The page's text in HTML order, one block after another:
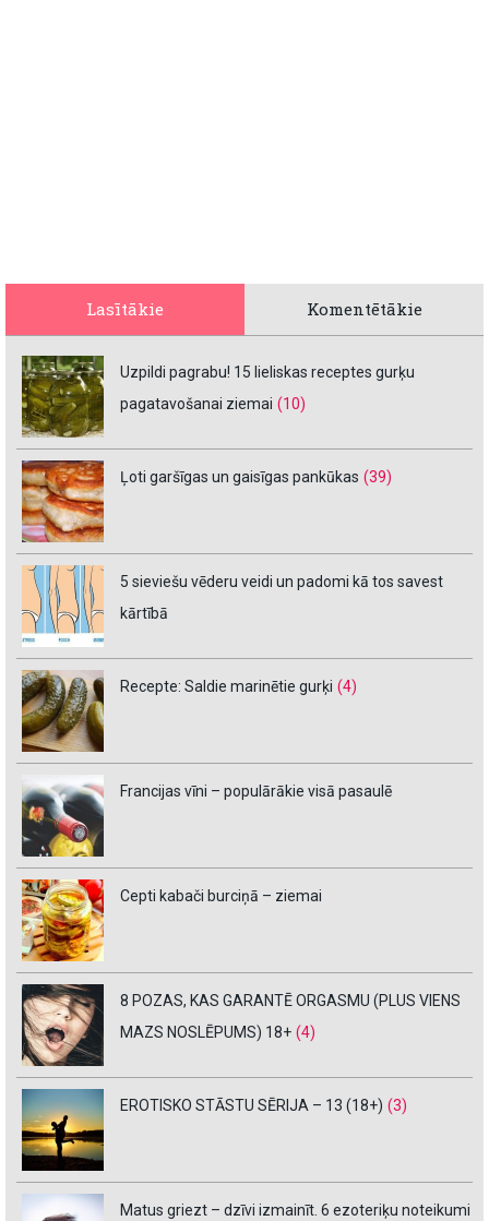
Lasītākie Komentētākie
Uzpildi pagrabu! 15 lieliskas receptes gurķu
pagatavošanai ziemai (10)
Ļoti garšīgas un gaisīgas pankūkas (39)
5 sieviešu vēderu veidi un padomi kā tos savest
kārtībā
Recepte: Saldie marinētie gurķi (4)
Francijas vīni – populārākie visā pasaulē
Cepti kabači burciņā – ziemai
8 POZAS, KAS GARANTĒ ORGASMU (PLUS VIENS
MAZS NOSLĒPUMS) 18+ (4)
EROTISKO STĀSTU SĒRIJA – 13 (18+) (3)
Matus griezt – dzīvi izmainīt. 6 ezoteriķu noteikumi